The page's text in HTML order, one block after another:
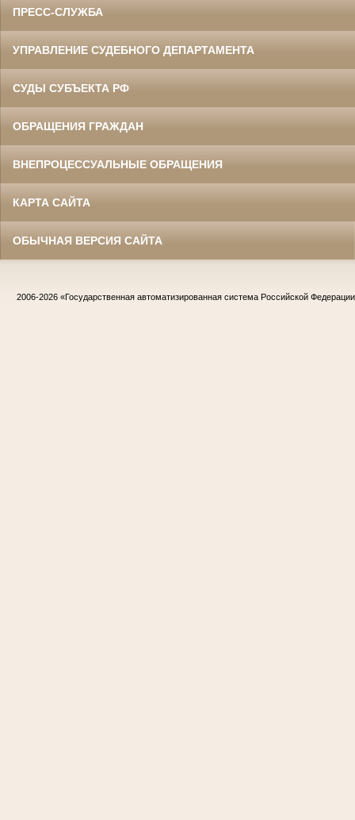
ПРЕСС-СЛУЖБА
УПРАВЛЕНИЕ СУДЕБНОГО ДЕПАРТАМЕНТА
СУДЫ СУБЪЕКТА РФ
ОБРАЩЕНИЯ ГРАЖДАН
ВНЕПРОЦЕССУАЛЬНЫЕ ОБРАЩЕНИЯ
КАРТА САЙТА
ОБЫЧНАЯ ВЕРСИЯ САЙТА
2006-2026 «Государственная автоматизированная система Российской